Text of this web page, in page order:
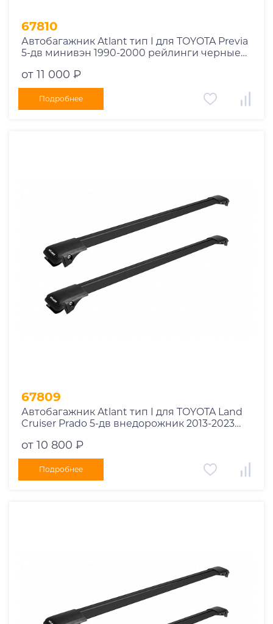
67810
Автобагажник Atlant тип I для TOYOTA Previa
5-дв минивэн 1990-2000 рейлинги черные
от 11 000 ₽
Подробнее
67809
Автобагажник Atlant тип I для TOYOTA Land
Cruiser Prado 5-дв внедорожник 2013-2023
10002+11116+11115
от 10 800 ₽
Подробнее